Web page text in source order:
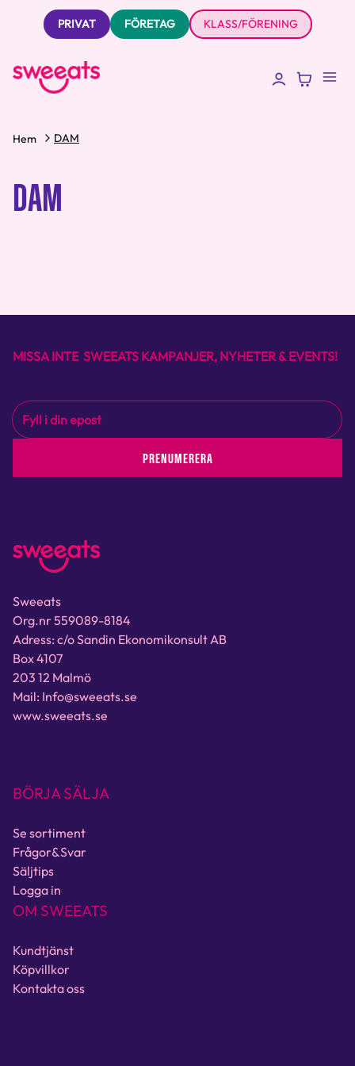
PRIVAT FÖRETAG KLASS/FÖRENING
Hem DAM
DAM
MISSA INTE SWEEATS KAMPANJER, NYHETER & EVENTS!
PRENUMERERA
Sweeats
Org.nr 559089-8184
Adress: c/o Sandin Ekonomikonsult AB
Box 4107
203 12 Malmö
Mail: Info@sweeats.se
www.sweeats.se
BÖRJA SÄLJA
Se sortiment
Frågor&Svar
Säljtips
Logga in
OM SWEEATS
Kundtjänst
Köpvillkor
Kontakta oss